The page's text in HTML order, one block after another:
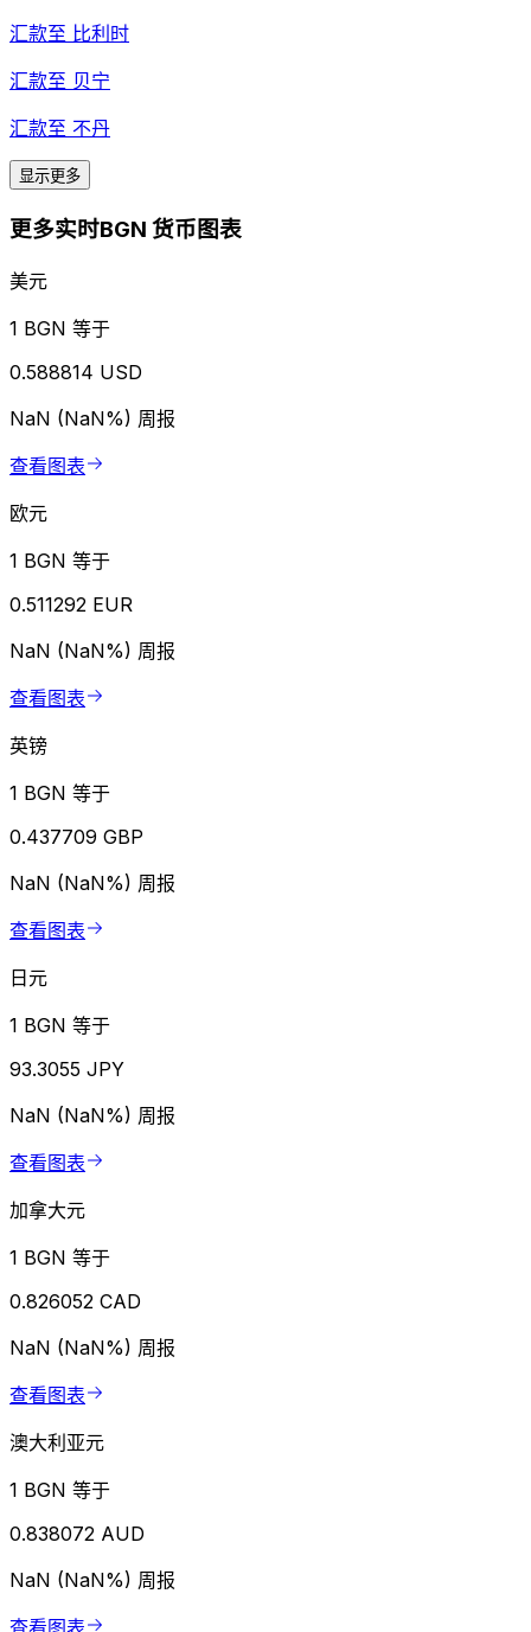
汇款至 比利时
汇款至 贝宁
汇款至 不丹
显示更多
更多实时BGN 货币图表
美元
1 BGN 等于
0.588814 USD
NaN (NaN%) 周报
查看图表
欧元
1 BGN 等于
0.511292 EUR
NaN (NaN%) 周报
查看图表
英镑
1 BGN 等于
0.437709 GBP
NaN (NaN%) 周报
查看图表
日元
1 BGN 等于
93.3055 JPY
NaN (NaN%) 周报
查看图表
加拿大元
1 BGN 等于
0.826052 CAD
NaN (NaN%) 周报
查看图表
澳大利亚元
1 BGN 等于
0.838072 AUD
NaN (NaN%) 周报